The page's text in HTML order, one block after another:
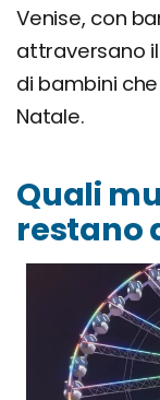
Venise, con
attraversano
di bambini
Natale.
Quali
restano